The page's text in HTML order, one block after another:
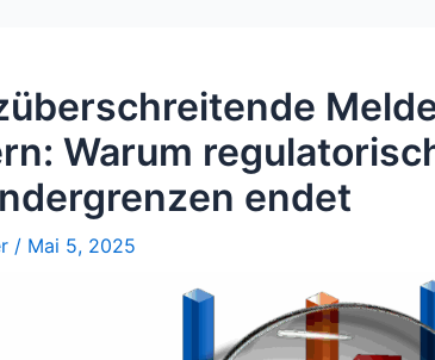
Warum
endet
/ Mai 5, 2025